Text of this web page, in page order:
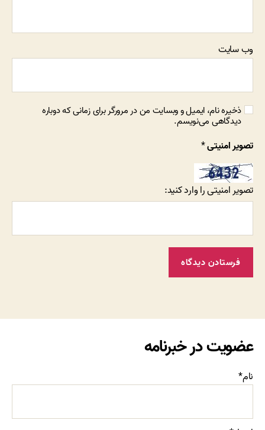
وب‌ سایت
ذخیره نام، ایمیل و وبسایت من در مرورگر برای زمانی که دوباره
دیدگاهی می‌نویسم.
تصویر امنیتی*
تصویر امنیتی را وارد کنید:
عضویت در خبرنامه
نام*